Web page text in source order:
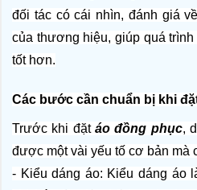
đối tác có cái nhìn, đánh giá
của thương hiệu, giúp quá
tốt hơn.
Các bước cần chuẩn bị khi
Trước khi đặt áo đồng phục,
được một vài yếu tố cơ bản mà
- Kiểu dáng áo: Kiểu dáng áo